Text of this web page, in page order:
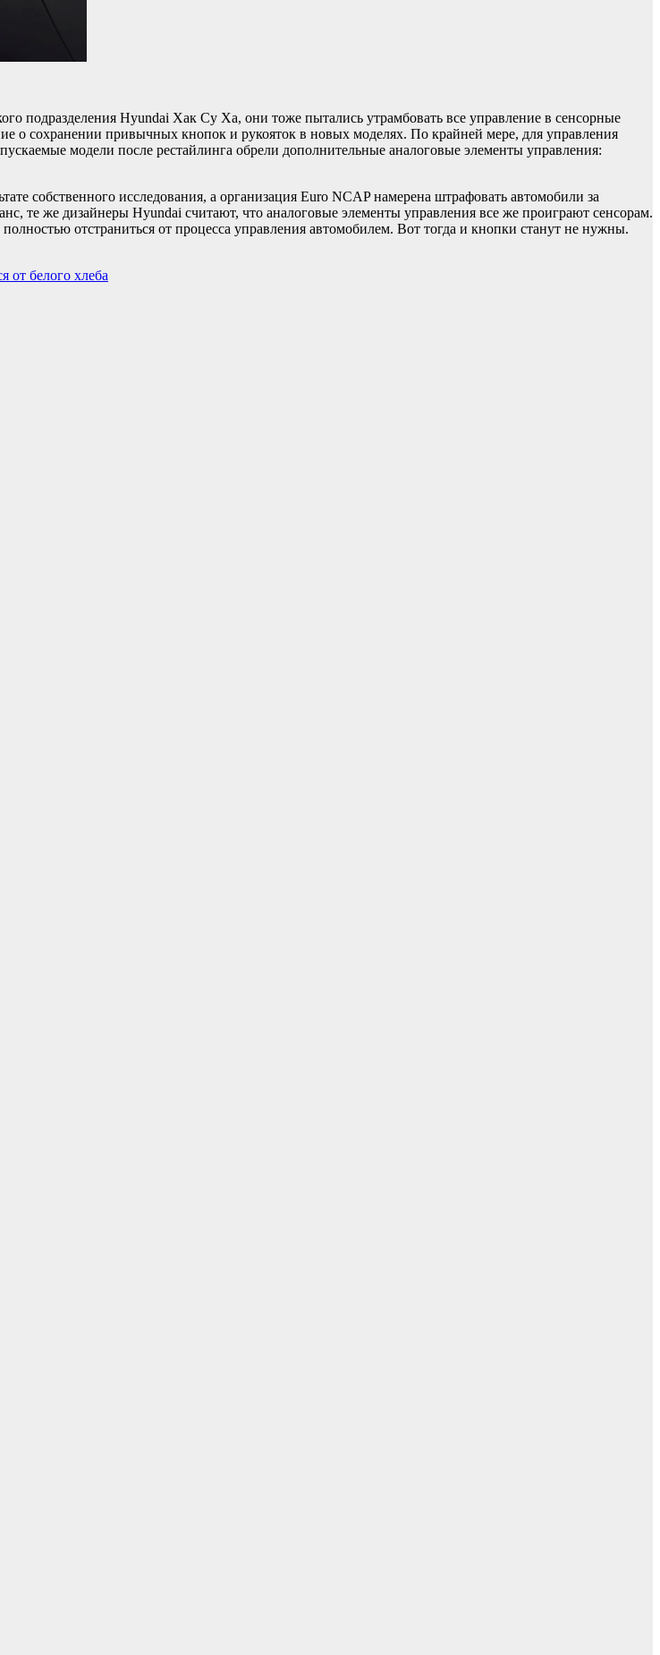
подразделения Hyundai Хак Су Ха, они тоже пытались утрамбовать все управление в сенсорные
о сохранении привычных кнопок и рукояток в новых моделях. По крайней мере, для управления
модели после рестайлинга обрели дополнительные аналоговые элементы управления:
собственного исследования, а организация Euro NCAP намерена штрафовать автомобили за
те же дизайнеры Hyundai считают, что аналоговые элементы управления все же проиграют сенсорам.
отстраниться от процесса управления автомобилем. Вот тогда и кнопки станут не нужны.
от белого хлеба